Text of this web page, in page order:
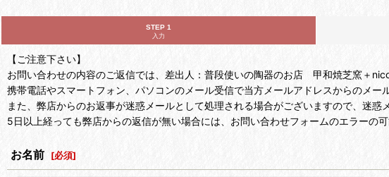
STEP 1
入力
【ご注意下さい】
お問い合わせの内容のご返信では、差出人：普段使いの陶器のお店 甲和焼芝窯＋
携帯電話やスマートフォン、パソコンのメール受信で当方メールアドレスからのメー
また、弊店からのお返事が迷惑メールとして処理される場合がございますので、迷惑
5日以上経っても弊店からの返信が無い場合には、お問い合わせフォームのエラーの
お名前 [必須]